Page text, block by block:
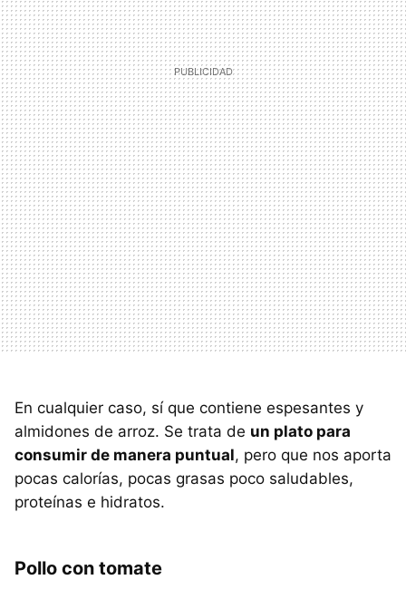
En cualquier caso, sí que contiene espesantes y
almidones de arroz. Se trata de un plato para
consumir de manera puntual, pero que nos aporta
pocas calorías, pocas grasas poco saludables,
proteínas e hidratos.
Pollo con tomate